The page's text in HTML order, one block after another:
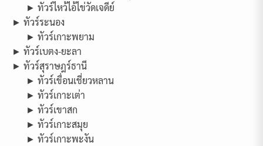
► ทัวร์ไหว้ไอ้ไข่วัดเจดีย์
► ทัวร์ระนอง
► ทัวร์เกาะพยาม
► ทัวร์เบตง-ยะลา
► ทัวร์สุราษฎร์ธานี
► ทัวร์เขื่อนเชี่ยวหลาน
► ทัวร์เกาะเต่า
► ทัวร์เขาสก
► ทัวร์เกาะสมุย
► ทัวร์เกาะพะงัน